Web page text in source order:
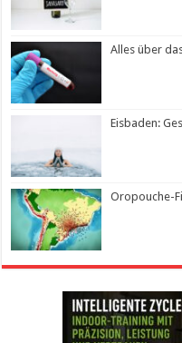
Alles über
Eisbaden:
Oropouche-